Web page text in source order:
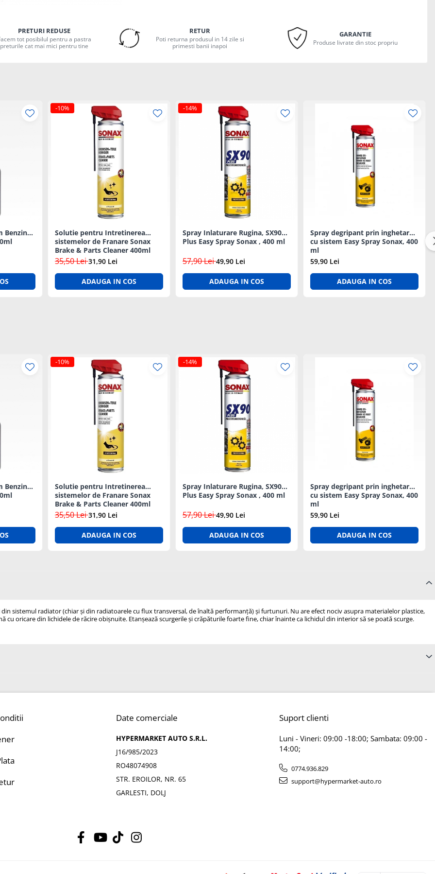
PRETURI REDUSE
tot posibilul pentru a pastra
preturile cat mai mici pentru tine
RETUR
Poti returna produsul in 14 zile si
primesti banii inapoi
GARANTIE
Produse livrate din stoc propriu
Benzina
-10%
Solutie pentru Intretinerea
sistemelor de Franare Sonax
Brake & Parts Cleaner 400ml
35,50 Lei31,90 Lei
ADAUGA IN COS
-14%
Spray Inlaturare Rugina, SX90
Plus Easy Spray Sonax , 400 ml
57,90 Lei49,90 Lei
ADAUGA IN COS
Spray degripant prin inghetare ,
cu sistem Easy Spray Sonax, 400
ml
59,90 Lei
ADAUGA IN COS
Benzina
-10%
Solutie pentru Intretinerea
sistemelor de Franare Sonax
Brake & Parts Cleaner 400ml
35,50 Lei31,90 Lei
ADAUGA IN COS
-14%
Spray Inlaturare Rugina, SX90
Plus Easy Spray Sonax , 400 ml
57,90 Lei49,90 Lei
ADAUGA IN COS
Spray degripant prin inghetare ,
cu sistem Easy Spray Sonax, 400
ml
59,90 Lei
ADAUGA IN COS
sistemul radiator (chiar și din radiatoarele cu flux transversal, de înaltă performanță) și furtunuri. Nu are efect nociv asupra materialelor plastice,
oricare din lichidele de răcire obișnuite. Etanșează scurgerile și crăpăturile foarte fine, chiar înainte ca lichidul din interior să se poată scurge.
Date comerciale
HYPERMARKET AUTO S.R.L.
J16/985/2023
RO48074908
STR. EROILOR, NR. 65
GARLESTI, DOLJ
Suport clienti
Luni - Vineri: 09:00 -18:00; Sambata: 09:00 -
14:00;
0774.936.829
support@hypermarket-auto.ro